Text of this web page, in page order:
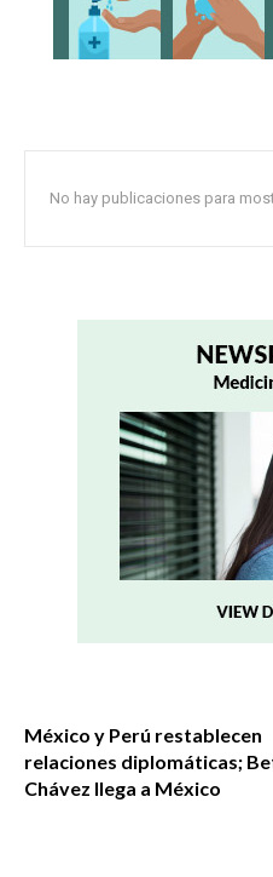
No hay publicaciones para
México y Perú restablecen
relaciones diplomáticas;
Chávez llega a México